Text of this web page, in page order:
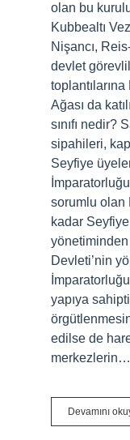
olan bu
Kubbealtı
Nişancı,
devlet
Ağası da
sınıfı nedir?
sipahileri,
Seyfiye
sorumlu olan
kadar
yönetiminden
Devleti’nin
yapıya
edilse de
merkezlerin…
Devamını